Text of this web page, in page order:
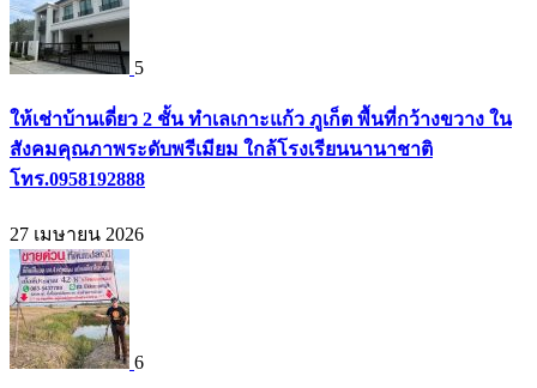
5
ให้เช่าบ้านเดี่ยว 2 ชั้น ทำเลเกาะแก้ว ภูเก็ต พื้นที่กว้างขวาง ใน
สังคมคุณภาพระดับพรีเมียม ใกล้โรงเรียนนานาชาติ
โทร.0958192888
27 เมษายน 2026
6